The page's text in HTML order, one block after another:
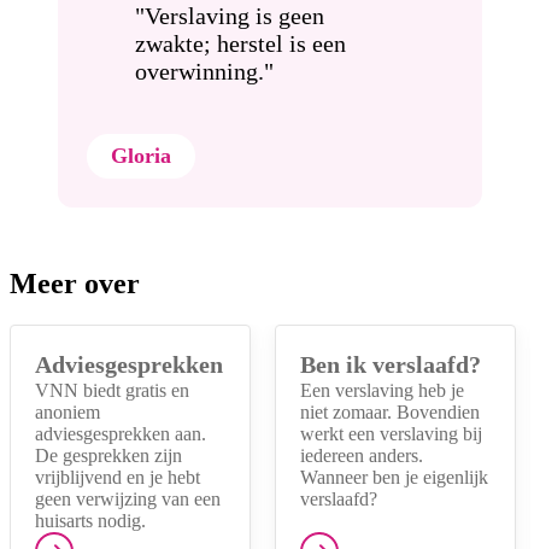
"Verslaving is geen
zwakte; herstel is een
overwinning."
Gloria
Meer over
Adviesgesprekken
VNN biedt gratis en
anoniem
adviesgesprekken aan.
De gesprekken zijn
vrijblijvend en je hebt
geen verwijzing van een
huisarts nodig.
Ben ik verslaafd?
Een verslaving heb je
niet zomaar. Bovendien
werkt een verslaving bij
iedereen anders.
Wanneer ben je eigenlijk
verslaafd?